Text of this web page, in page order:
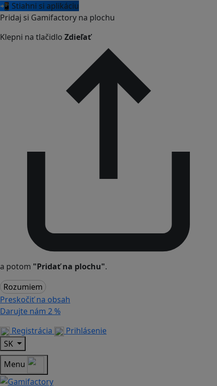
📲 Stiahni si aplikáciu
Pridaj si Gamifactory na plochu
Klepni na tlačidlo Zdieľať
a potom "Pridať na plochu".
Rozumiem
Preskočiť na obsah
Darujte nám 2 %
Registrácia
Prihlásenie
SK
Menu